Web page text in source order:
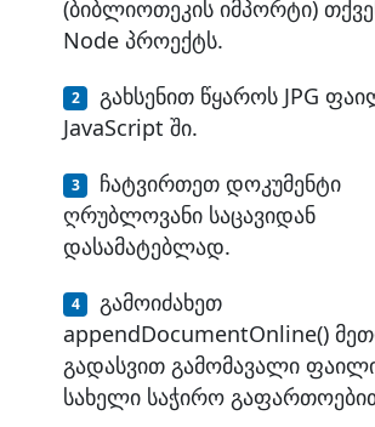
(ბიბლიოთეკის იმპორტი)
Node პროექტს.
გახსენით წყაროს JPG
JavaScript ში.
ჩატვირთეთ დოკუმენტი
ღრუბლოვანი საცავიდან
დასამატებლად.
გამოიძახეთ
appendDocumentOnline()
გადასვით გამომავალი
სახელი საჭირო